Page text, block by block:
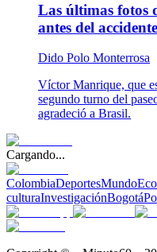
Las últimas fotos
antes del
Dido Polo Monterrosa
Víctor Manrique, que
segundo turno del
agradeció a Brasil.
Cargando...
ColombiaDeportesMundo
culturaInvestigaciónBogotá